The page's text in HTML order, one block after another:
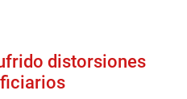
distorsiones